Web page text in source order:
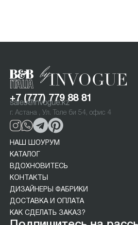
+7 (777) 779 88 81
sales@invogue.kz
г. Астана , Ул. Толе би 54, офис 4
НАШ ШОУРУМ
КАТАЛОГ
ВДОХНОВИТЕСЬ
КОНТАКТЫ
ДИЗАЙНЕРЫ ФАБРИКИ
ДОСТАВКА И ОПЛАТА
КАК СДЕЛАТЬ ЗАКАЗ?